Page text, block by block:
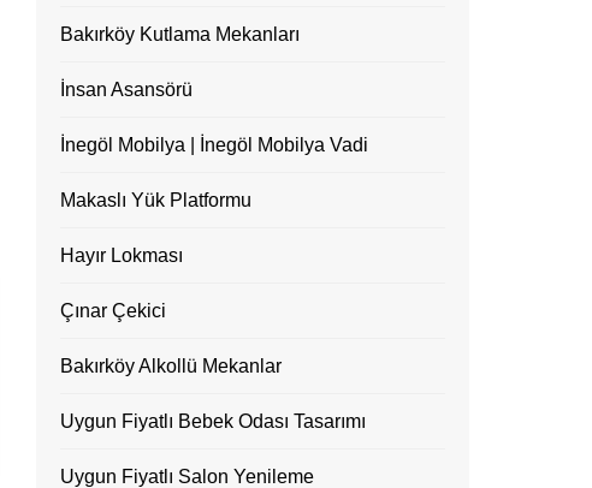
Bakırköy Kutlama Mekanları
İnsan Asansörü
İnegöl Mobilya | İnegöl Mobilya Vadi
Makaslı Yük Platformu
Hayır Lokması
Çınar Çekici
Bakırköy Alkollü Mekanlar
Uygun Fiyatlı Bebek Odası Tasarımı
Uygun Fiyatlı Salon Yenileme